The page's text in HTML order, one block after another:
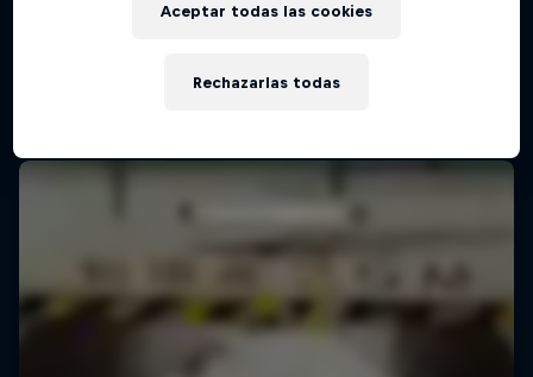
Rechazarlas todas
Aceptar todas las cookies